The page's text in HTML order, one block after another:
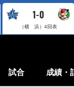
1-0
（横 浜）4回表
試合 成績・